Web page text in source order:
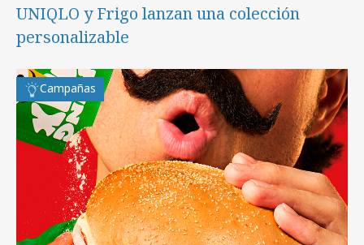
UNIQLO y Frigo lanzan una colección
personalizable
Campañas